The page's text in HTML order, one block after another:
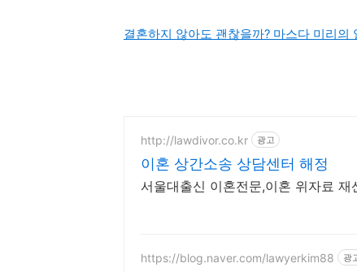
결혼하지 않아도 괜찮을까? 마스다 미리
http://lawdivor.co.kr 광고
이혼 상간소송 상담센터 해정
서울대출신 이혼전문,이혼 위자료
https://blog.naver.com/lawyerkim88 광